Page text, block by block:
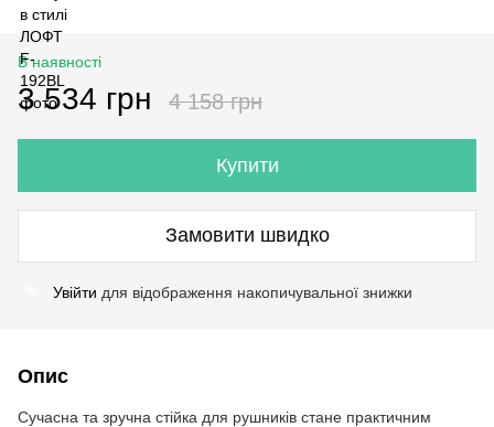
В наявності
3 534 грн 4 158 грн
Купити
Замовити швидко
Увійти для відображення накопичувальної знижки
Опис
Сучасна та зручна стійка для рушників стане практичним